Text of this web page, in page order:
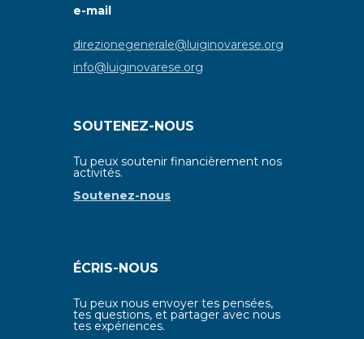
e-mail
direzionegenerale@luiginovarese.org
info@luiginovarese.org
SOUTENEZ-NOUS
Tu peux soutenir financièrement nos
activités.
Soutenez-nous
ÉCRIS-NOUS
Tu peux nous envoyer tes pensées,
tes questions, et partager avec nous
tes expériences.